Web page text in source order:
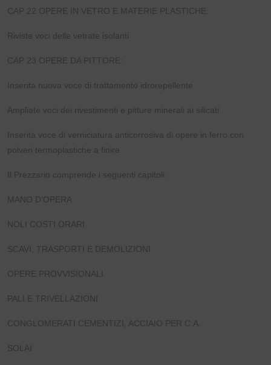
CAP 22 OPERE IN VETRO E MATERIE PLASTICHE:
Riviste voci delle vetrate isolanti
CAP 23 OPERE DA PITTORE:
Inserita nuova voce di trattamento idrorepellente
Ampliate voci dei rivestimenti e pitture minerali ai silicati
Inserita voce di verniciatura anticorrosiva di opere in ferro con
polveri termoplastiche a finire
Il Prezzario comprende i seguenti capitoli:
MANO D’OPERA
NOLI COSTI ORARI
SCAVI, TRASPORTI E DEMOLIZIONI
OPERE PROVVISIONALI
PALI E TRIVELLAZIONI
CONGLOMERATI CEMENTIZI, ACCIAIO PER C.A.
SOLAI